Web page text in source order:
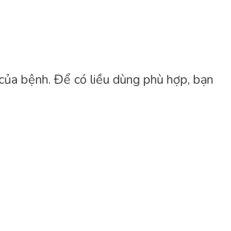
bệnh. Để có liều dùng phù hợp, bạn